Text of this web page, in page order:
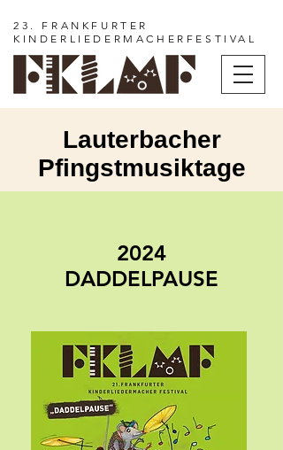
23. FRANKFURTER
KINDERLIEDERMACHERFESTIVAL
Lauterbacher
Pfingstmusiktage
2024
DADDELPAUSE